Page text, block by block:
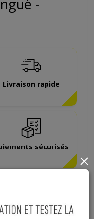
-
Livraison rapide
sécurisés
×